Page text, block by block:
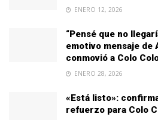
ENERO 12, 2026
“Pensé que no
emotivo mensaje de
conmovió a Colo
ENERO 28, 2026
«Está listo»:
refuerzo para Colo